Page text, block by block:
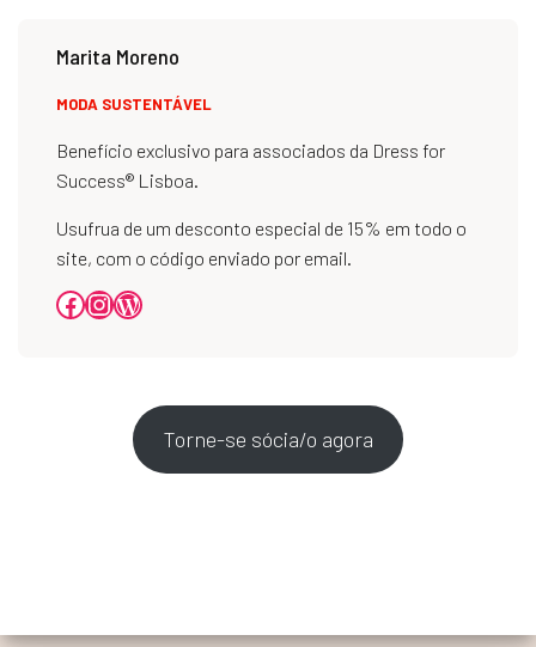
Marita Moreno
MODA SUSTENTÁVEL
Benefício exclusivo para associados da Dress for
Success® Lisboa.
Usufrua de um desconto especial de 15% em todo o
site, com o código enviado por email.
Torne-se sócia/o agora